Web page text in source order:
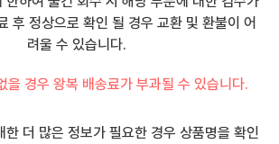
후 정상으로 확인 될 경우 교환 및 환불이 어
려울 수 있습니다.
을 경우 왕복 배송료가 부과될 수 있습니다.
한 더 많은 정보가 필요한 경우 상품명을 확인